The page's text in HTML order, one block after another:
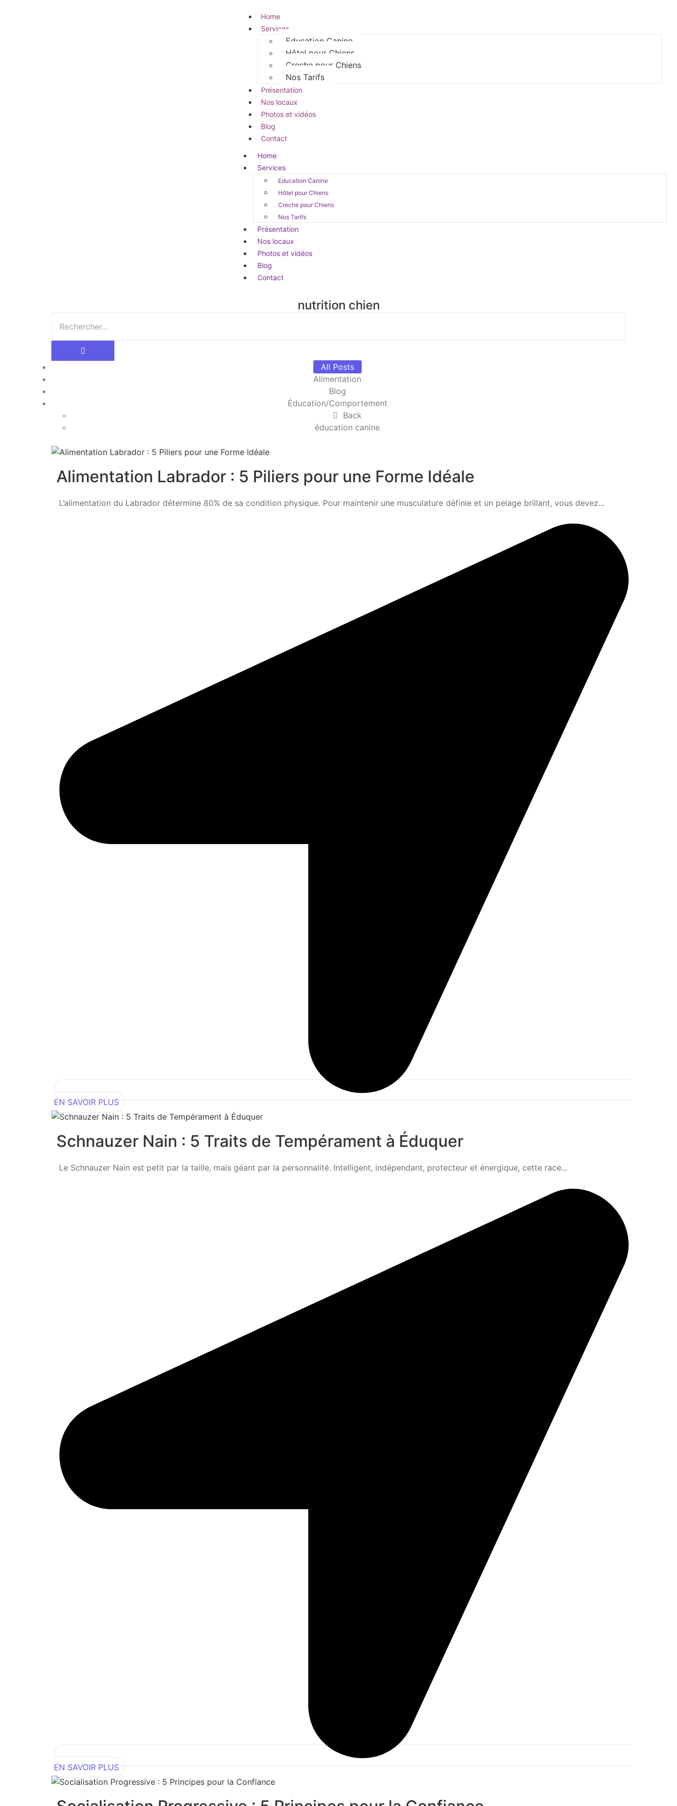
Home
Services
Education Canine
Hôtel pour Chiens
Creche pour Chiens
Nos Tarifs
Présentation
Nos locaux
Photos et vidéos
Blog
Contact
Home
Services
Education Canine
Hôtel pour Chiens
Creche pour Chiens
Nos Tarifs
Présentation
Nos locaux
Photos et vidéos
Blog
Contact
nutrition chien
All Posts
Alimentation
Blog
Éducation/Comportement
Back
éducation canine
Alimentation Labrador : 5 Piliers pour une Forme Idéale
L’alimentation du Labrador détermine 80% de sa condition physique. Pour maintenir une musculature définie et un pelage brillant, vous devez...
EN SAVOIR PLUS
Schnauzer Nain : 5 Traits de Tempérament à Éduquer
Le Schnauzer Nain est petit par la taille, mais géant par la personnalité. Intelligent, indépendant, protecteur et énergique, cette race...
EN SAVOIR PLUS